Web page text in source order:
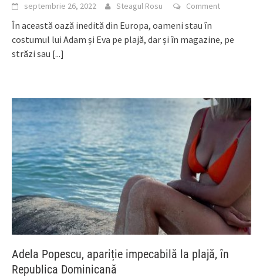
septembrie 26, 2022 Steagul Rosu Comment
În această oază inedită din Europa, oameni stau în
costumul lui Adam și Eva pe plajă, dar și în magazine, pe
străzi sau [...]
Adela Popescu, apariție impecabilă la plajă, în
Republica Dominicană